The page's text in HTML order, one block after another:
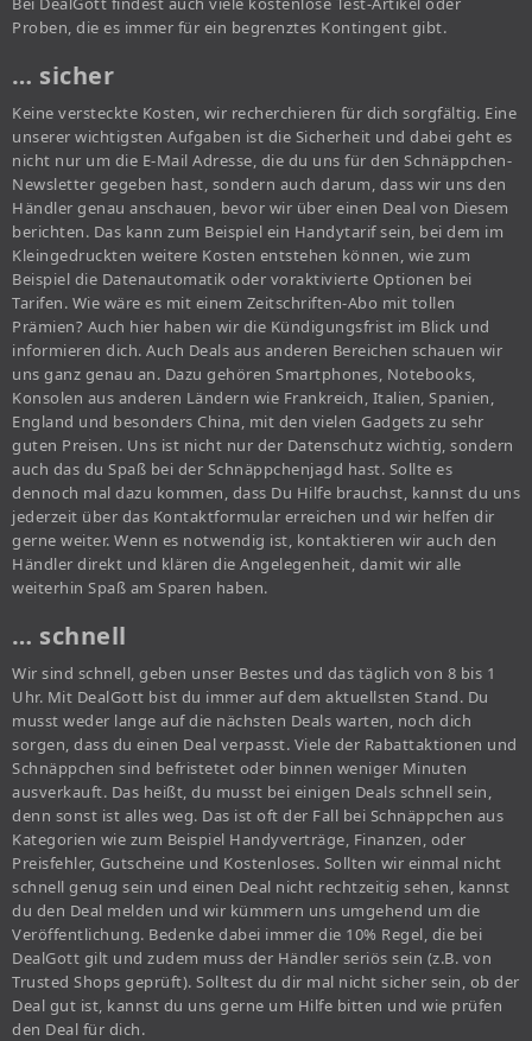
Proben, die es immer für ein begrenztes Kontingent gibt.
… sicher
Keine versteckte Kosten, wir recherchieren für dich sorgfältig. Eine
unserer wichtigsten Aufgaben ist die Sicherheit und dabei geht es
nicht nur um die E-Mail Adresse, die du uns für den Schnäppchen-
Newsletter gegeben hast, sondern auch darum, dass wir uns den
Händler genau anschauen, bevor wir über einen Deal von Diesem
berichten. Das kann zum Beispiel ein Handytarif sein, bei dem im
Kleingedruckten weitere Kosten entstehen können, wie zum
Beispiel die Datenautomatik oder voraktivierte Optionen bei
Tarifen. Wie wäre es mit einem Zeitschriften-Abo mit tollen
Prämien? Auch hier haben wir die Kündigungsfrist im Blick und
informieren dich. Auch Deals aus anderen Bereichen schauen wir
uns ganz genau an. Dazu gehören Smartphones, Notebooks,
Konsolen aus anderen Ländern wie Frankreich, Italien, Spanien,
England und besonders China, mit den vielen Gadgets zu sehr
guten Preisen. Uns ist nicht nur der Datenschutz wichtig, sondern
auch das du Spaß bei der Schnäppchenjagd hast. Sollte es
dennoch mal dazu kommen, dass Du Hilfe brauchst, kannst du uns
jederzeit über das Kontaktformular erreichen und wir helfen dir
gerne weiter. Wenn es notwendig ist, kontaktieren wir auch den
Händler direkt und klären die Angelegenheit, damit wir alle
weiterhin Spaß am Sparen haben.
… schnell
Wir sind schnell, geben unser Bestes und das täglich von 8 bis 1
Uhr. Mit DealGott bist du immer auf dem aktuellsten Stand. Du
musst weder lange auf die nächsten Deals warten, noch dich
sorgen, dass du einen Deal verpasst. Viele der Rabattaktionen und
Schnäppchen sind befristetet oder binnen weniger Minuten
ausverkauft. Das heißt, du musst bei einigen Deals schnell sein,
denn sonst ist alles weg. Das ist oft der Fall bei Schnäppchen aus
Kategorien wie zum Beispiel Handyverträge, Finanzen, oder
Preisfehler, Gutscheine und Kostenloses. Sollten wir einmal nicht
schnell genug sein und einen Deal nicht rechtzeitig sehen, kannst
du den Deal melden und wir kümmern uns umgehend um die
Veröffentlichung. Bedenke dabei immer die 10% Regel, die bei
DealGott gilt und zudem muss der Händler seriös sein (z.B. von
Trusted Shops geprüft). Solltest du dir mal nicht sicher sein, ob der
Deal gut ist, kannst du uns gerne um Hilfe bitten und wie prüfen
den Deal für dich.